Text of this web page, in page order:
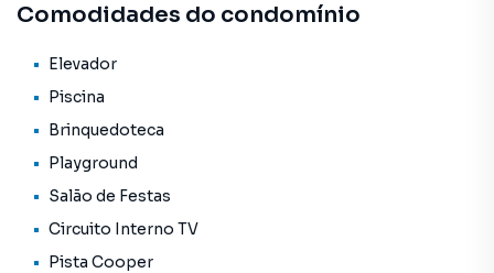
Comodidades do condomínio
Elevador
Piscina
Brinquedoteca
Playground
Salão de Festas
Circuito Interno TV
Pista Cooper